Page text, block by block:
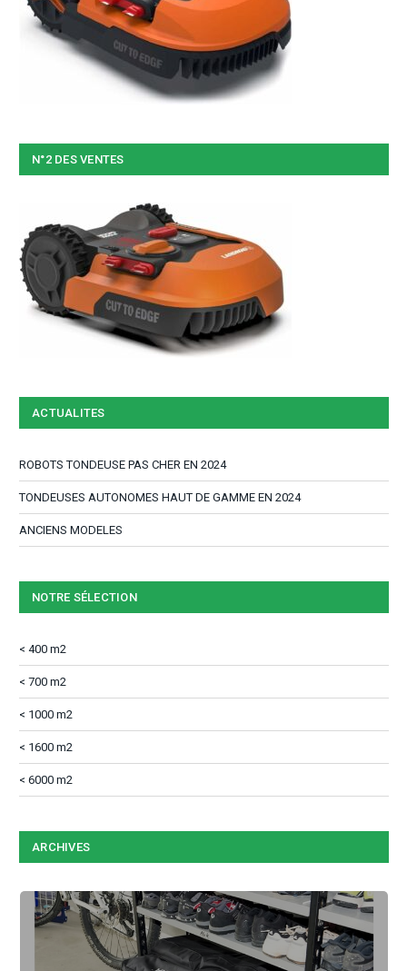
N°2 DES VENTES
ACTUALITES
ROBOTS TONDEUSE PAS CHER EN 2024
TONDEUSES AUTONOMES HAUT DE GAMME EN 2024
ANCIENS MODELES
NOTRE SÉLECTION
< 400 m2
< 700 m2
< 1000 m2
< 1600 m2
< 6000 m2
ARCHIVES